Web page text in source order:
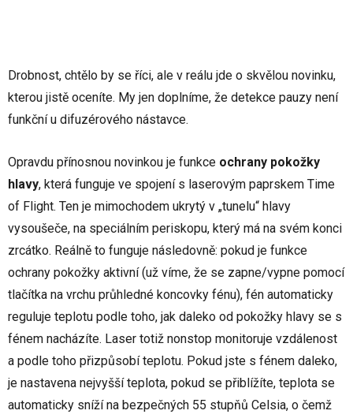
Drobnost, chtělo by se říci, ale v reálu jde o skvělou novinku,
kterou jistě oceníte. My jen doplníme, že detekce pauzy není
funkční u difuzérového nástavce.
Opravdu přínosnou novinkou je funkce ochrany pokožky
hlavy, která funguje ve spojení s laserovým paprskem Time
of Flight. Ten je mimochodem ukrytý v „tunelu“ hlavy
vysoušeče, na speciálním periskopu, který má na svém konci
zrcátko. Reálně to funguje následovně: pokud je funkce
ochrany pokožky aktivní (už víme, že se zapne/vypne pomocí
tlačítka na vrchu průhledné koncovky fénu), fén automaticky
reguluje teplotu podle toho, jak daleko od pokožky hlavy se s
fénem nacházíte. Laser totiž nonstop monitoruje vzdálenost
a podle toho přizpůsobí teplotu. Pokud jste s fénem daleko,
je nastavena nejvyšší teplota, pokud se přiblížíte, teplota se
automaticky sníží na bezpečných 55 stupňů Celsia, o čemž